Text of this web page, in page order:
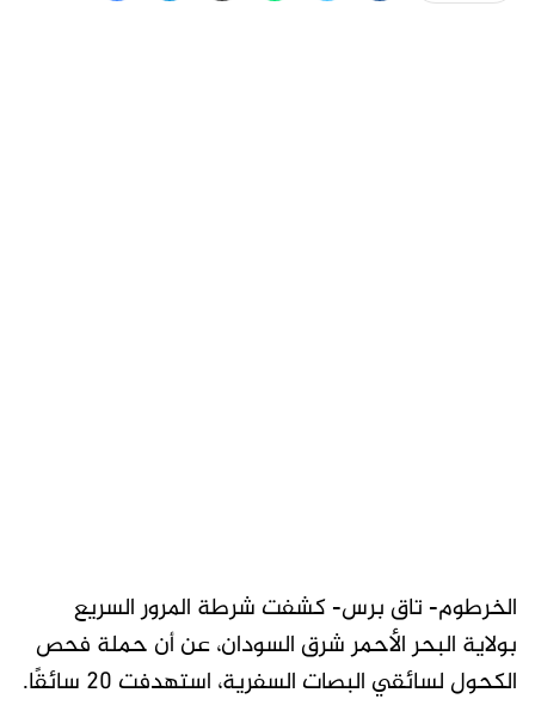
الخرطوم- تاق برس- كشفت شرطة المرور السريع
بولاية البحر الأحمر شرق السودان، عن أن حملة فحص
الكحول لسائقي البصات السفرية، استهدفت 20 سائقًا.